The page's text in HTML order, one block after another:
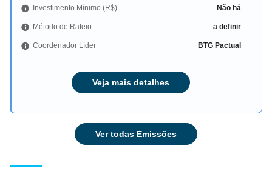
Investimento Mínimo (R$) Não há
Método de Rateio a definir
Coordenador Líder BTG Pactual
Veja mais detalhes
Ver todas Emissões